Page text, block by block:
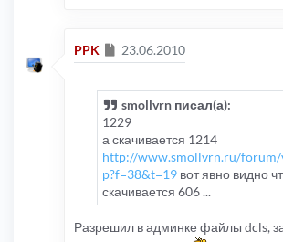
PPK Сообщение
23.06.2010
smollvrn писал(а):
1229
а скачивается 1214
http://www.smollvrn.ru/forum/
p?f=38&t=19 вот явно видно
скачивается 606 ...
Разрешил в админке файлы dcls,